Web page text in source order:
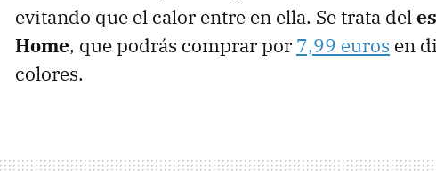
evitando que el calor entre en ella. Se trata del
Home, que podrás comprar por 7,99 euros en
colores.